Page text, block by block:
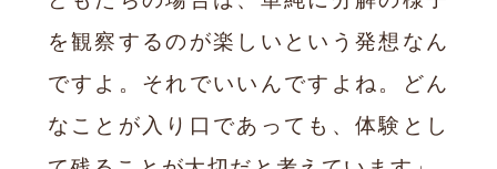
を観察するのが楽しいという発想なん
ですよ。それでいいんですよね。どん
なことが入り口であっても、体験とし